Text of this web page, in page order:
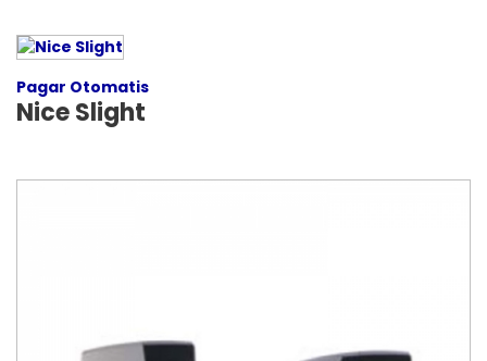
Pagar Otomatis
Nice Slight